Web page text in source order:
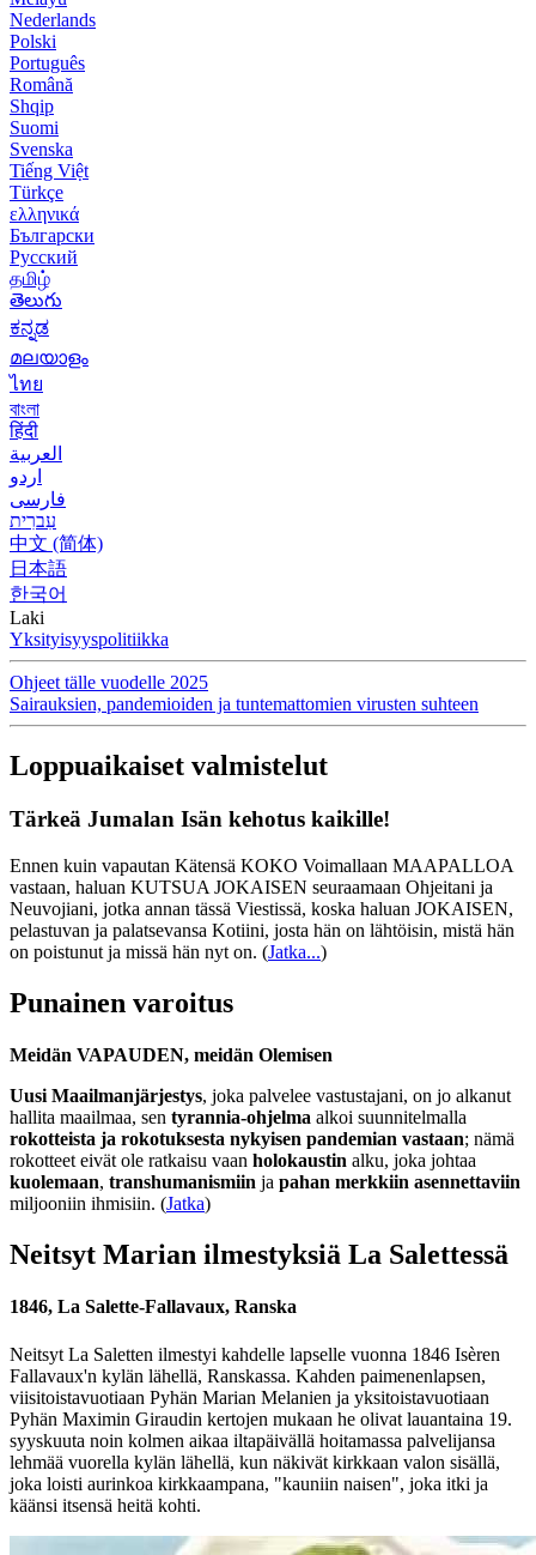
Nederlands
Polski
Português
Română
Shqip
Suomi
Svenska
Tiếng Việt
Türkçe
ελληνικά
Български
Русский
தமிழ்
తెలుగు
ಕನ್ನಡ
മലയാളം
ไทย
বাংলা
हिंदी
العربية
اردو
فارسی
עִברִית
中文 (简体)
日本語
한국어
Laki
Yksityisyyspolitiikka
Ohjeet tälle vuodelle 2025
Sairauksien, pandemioiden ja tuntemattomien virusten suhteen
Loppuaikaiset valmistelut
Tärkeä Jumalan Isän kehotus kaikille!
Ennen kuin vapautan Kätensä KOKO Voimallaan MAAPALLOA
vastaan, haluan KUTSUA JOKAISEN seuraamaan Ohjeitani ja
Neuvojiani, jotka annan tässä Viestissä, koska haluan JOKAISEN,
pelastuvan ja palatsevansa Kotiini, josta hän on lähtöisin, mistä hän
on poistunut ja missä hän nyt on. (Jatka...)
Punainen varoitus
Meidän VAPAUDEN, meidän Olemisen
Uusi Maailmanjärjestys, joka palvelee vastustajani, on jo alkanut
hallita maailmaa, sen tyrannia-ohjelma alkoi suunnitelmalla
rokotteista ja rokotuksesta nykyisen pandemian vastaan; nämä
rokotteet eivät ole ratkaisu vaan holokaustin alku, joka johtaa
kuolemaan, transhumanismiin ja pahan merkkiin asennettaviin
miljooniin ihmisiin. (Jatka)
Neitsyt Marian ilmestyksiä La Salettessä
1846, La Salette-Fallavaux, Ranska
Neitsyt La Saletten ilmestyi kahdelle lapselle vuonna 1846 Isèren
Fallavaux'n kylän lähellä, Ranskassa. Kahden paimenenlapsen,
viisitoistavuotiaan Pyhän Marian Melanien ja yksitoistavuotiaan
Pyhän Maximin Giraudin kertojen mukaan he olivat lauantaina 19.
syyskuuta noin kolmen aikaa iltapäivällä hoitamassa palvelijansa
lehmää vuorella kylän lähellä, kun näkivät kirkkaan valon sisällä,
joka loisti aurinkoa kirkkaampana, "kauniin naisen", joka itki ja
käänsi itsensä heitä kohti.